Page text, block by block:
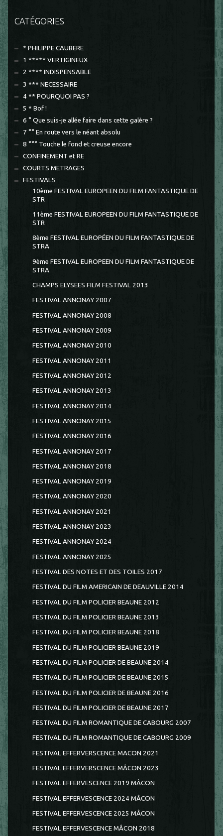
CATÉGORIES
* PHILIPPE CAUBERE
1 ***** VERTIGINEUX
2 **** INDISPENSABLE
3 *** NECESSAIRE
4 ** POURQUOI PAS ?
5 * Bof !
6 ° Que suis-je allée faire dans cette galère ?
7 °° En route vers le néant absolu
8 °°° Touche le fond et creuse encore
CONFINEMENT et RE
COURTS METRAGES
FESTIVALS
10ème FESTIVAL EUROPEEN DU FILM FANTASTIQUE DE
STR
11ème FESTIVAL EUROPEEN DU FILM FANTASTIQUE DE
STR
8ème FESTIVAL EUROPÉEN DU FILM FANTASTIQUE DE
STRA
9ème FESTIVAL EUROPEEN DU FILM FANTASTIQUE DE
STRA
CHAMPS ELYSEES FILM FESTIVAL 2013
FESTIVAL ANNONAY 2007
FESTIVAL ANNONAY 2008
FESTIVAL ANNONAY 2009
FESTIVAL ANNONAY 2010
FESTIVAL ANNONAY 2011
FESTIVAL ANNONAY 2012
FESTIVAL ANNONAY 2013
FESTIVAL ANNONAY 2014
FESTIVAL ANNONAY 2015
FESTIVAL ANNONAY 2016
FESTIVAL ANNONAY 2017
FESTIVAL ANNONAY 2018
FESTIVAL ANNONAY 2019
FESTIVAL ANNONAY 2020
FESTIVAL ANNONAY 2021
FESTIVAL ANNONAY 2023
FESTIVAL ANNONAY 2024
FESTIVAL ANNONAY 2025
FESTIVAL DES NOTES ET DES TOILES 2017
FESTIVAL DU FILM AMERICAIN DE DEAUVILLE 2014
FESTIVAL DU FILM POLICIER BEAUNE 2012
FESTIVAL DU FILM POLICIER BEAUNE 2013
FESTIVAL DU FILM POLICIER BEAUNE 2018
FESTIVAL DU FILM POLICIER BEAUNE 2019
FESTIVAL DU FILM POLICIER DE BEAUNE 2014
FESTIVAL DU FILM POLICIER DE BEAUNE 2015
FESTIVAL DU FILM POLICIER DE BEAUNE 2016
FESTIVAL DU FILM POLICIER DE BEAUNE 2017
FESTIVAL DU FILM ROMANTIQUE DE CABOURG 2007
FESTIVAL DU FILM ROMANTIQUE DE CABOURG 2009
FESTIVAL EFFERVERSCENCE MACON 2021
FESTIVAL EFFERVERSCENCE MÂCON 2023
FESTIVAL EFFERVESCENCE 2019 MÂCON
FESTIVAL EFFERVESCENCE 2024 MÂCON
FESTIVAL EFFERVESCENCE 2025 MÂCON
FESTIVAL EFFERVESCENCE MÂCON 2018